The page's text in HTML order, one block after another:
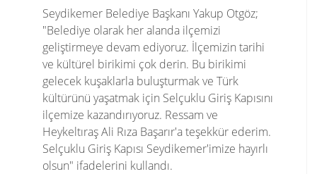
Seydikemer Belediye Başkanı Yakup Otgöz;
"Belediye olarak her alanda ilçemizi
geliştirmeye devam ediyoruz. İlçemizin tarihi
ve kültürel birikimi çok derin. Bu birikimi
gelecek kuşaklarla buluşturmak ve Türk
kültürünü yaşatmak için Selçuklu Giriş Kapısını
ilçemize kazandırıyoruz. Ressam ve
Heykeltıraş Ali Rıza Başarır'a teşekkür ederim.
Selçuklu Giriş Kapısı Seydikemer'imize hayırlı
olsun" ifadelerini kullandı.